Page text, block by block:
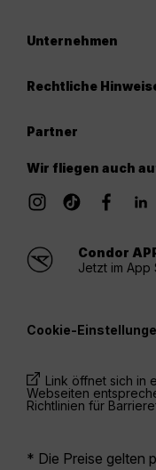
Unternehmen
Rechtliche
Partner
Wir fliegen auch
Condor
Jetzt im App
Cookie-
Link öffnet sich in
Webseiten
Richtlinien für
* Die Preise gelten